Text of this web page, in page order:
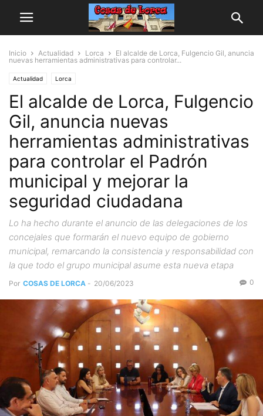
Inicio Actualidad Lorca
El alcalde de Lorca, Fulgencio Gil, anuncia
nuevas herramientas administrativas para controlar...
Actualidad Lorca
El alcalde de Lorca, Fulgencio
Gil, anuncia nuevas
herramientas administrativas
para controlar el Padrón
municipal y mejorar la
seguridad ciudadana
Lo ha hecho durante el anuncio de las delegaciones de los
concejales que formarán el nuevo equipo de gobierno
municipal, remarcando la consistencia y responsabilidad con
la que todo el grupo municipal asume esta nueva etapa
Por COSAS DE LORCA - 20/06/2023 0